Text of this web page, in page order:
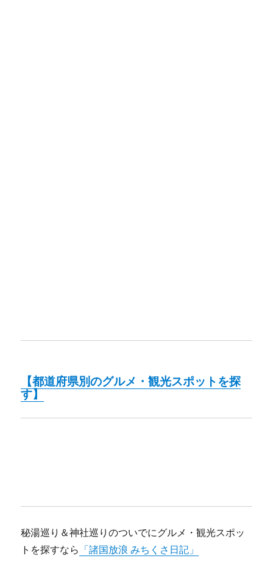
【都道府県別のグルメ・観光スポットを探
す】
秘湯巡り＆神社巡りのついでにグルメ・観光スポッ
トを探すなら 「諸国放浪 みちくさ日記」